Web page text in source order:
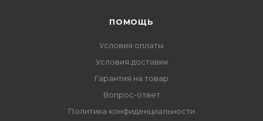
ПОМОЩЬ
Условия оплаты
Условия доставки
Гарантия на товар
Вопрос-ответ
Политика конфиденциальности